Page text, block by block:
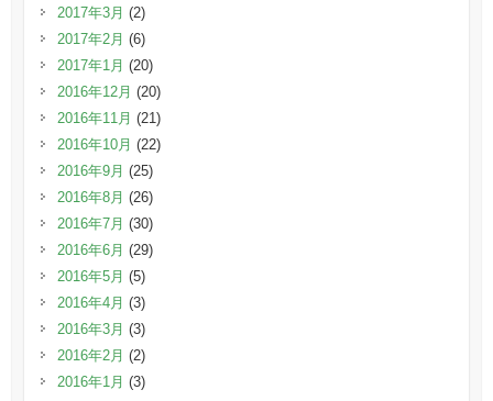
2017年3月 (2)
2017年2月 (6)
2017年1月 (20)
2016年12月 (20)
2016年11月 (21)
2016年10月 (22)
2016年9月 (25)
2016年8月 (26)
2016年7月 (30)
2016年6月 (29)
2016年5月 (5)
2016年4月 (3)
2016年3月 (3)
2016年2月 (2)
2016年1月 (3)